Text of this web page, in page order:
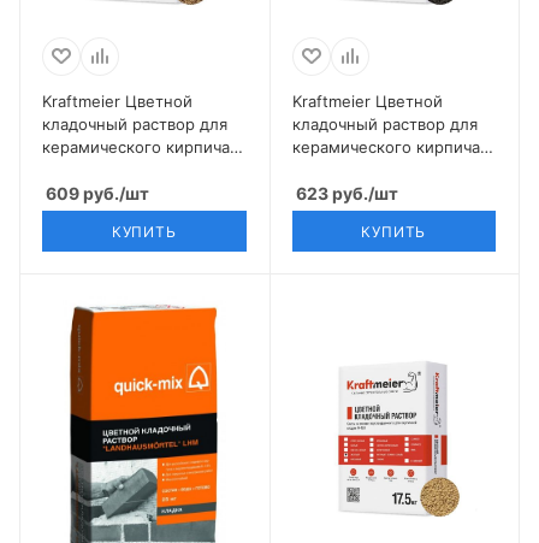
Kraftmeier Цветной
кладочный раствор для
керамического кирпича с
кремовый CERAM
609руб./шт
КУПИТЬ
Kraftmeier Цветной
кладочный раствор для
керамического кирпича с
антрацит CERAM
ЗИМНИЙ
623руб./шт
КУПИТЬ